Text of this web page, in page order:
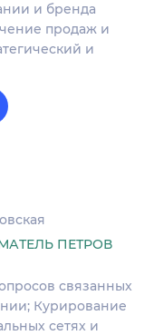
и бренда
продаж и
и
ПЕТРОВ
связанных
Курирование
сетях и